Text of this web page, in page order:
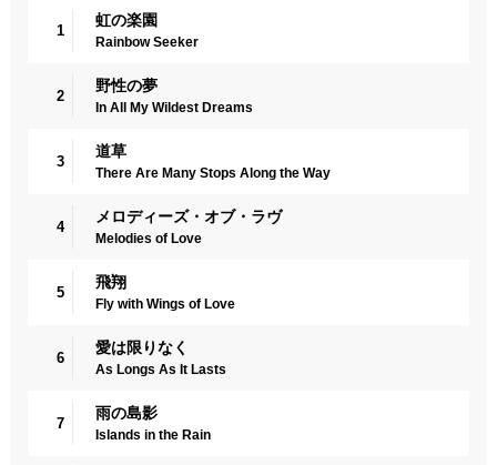
1
虹の楽園
Rainbow Seeker
2
野性の夢
In All My Wildest Dreams
3
道草
There Are Many Stops Along the Way
4
メロディーズ・オブ・ラヴ
Melodies of Love
5
飛翔
Fly with Wings of Love
6
愛は限りなく
As Longs As It Lasts
7
雨の島影
Islands in the Rain